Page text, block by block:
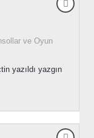
ve Oyun
yazıldı yazgın